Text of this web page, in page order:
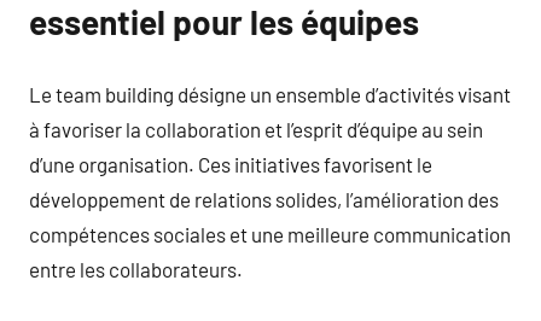
essentiel pour les équipes
Le team building désigne un ensemble d’activités visant
à favoriser la collaboration et l’esprit d’équipe au sein
d’une organisation. Ces initiatives favorisent le
développement de relations solides, l’amélioration des
compétences sociales et une meilleure communication
entre les collaborateurs.